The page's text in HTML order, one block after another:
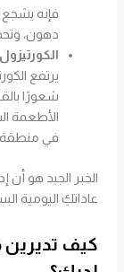
فإنه
دهون،
يرتفع
شعورًا
الأطعمة
في منطقة
الخبر الجيد هو
عاداتكِ اليومية
كيف